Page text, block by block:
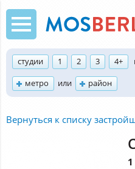
студии 1 2 3 4+
метро
или район
Вернуться к списку
1